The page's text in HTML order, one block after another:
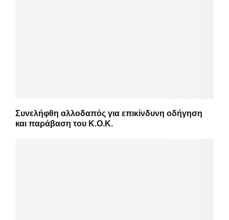
Συνελήφθη αλλοδαπός για επικίνδυνη οδήγηση
και παράβαση του Κ.Ο.Κ.